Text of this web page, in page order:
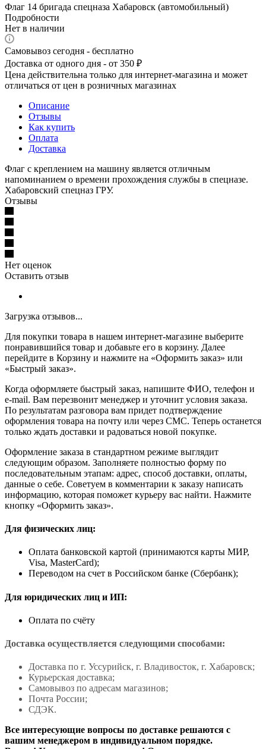
Флаг 14 бригада спецназа Хабаровск (автомобильный)
Подробности
Нет в наличии
Самовывоз сегодня - бесплатно
Доставка от одного дня - от 350 ₽
Цена действительна только для интернет-магазина и может
отличаться от цен в розничных магазинах
Описание
Отзывы
Как купить
Оплата
Доставка
Флаг с креплением на машину является отличным
напоминанием о времени прохождения службы в спецназе.
Хабаровский спецназ ГРУ.
Отзывы
Нет оценок
Оставить отзыв
Загрузка отзывов...
Для покупки товара в нашем интернет-магазине выберите
понравившийся товар и добавьте его в корзину. Далее
перейдите в Корзину и нажмите на «Оформить заказ» или
«Быстрый заказ».
Когда оформляете быстрый заказ, напишите ФИО, телефон и
e-mail. Вам перезвонит менеджер и уточнит условия заказа.
По результатам разговора вам придет подтверждение
оформления товара на почту или через СМС. Теперь останется
только ждать доставки и радоваться новой покупке.
Оформление заказа в стандартном режиме выглядит
следующим образом. Заполняете полностью форму по
последовательным этапам: адрес, способ доставки, оплаты,
данные о себе. Советуем в комментарии к заказу написать
информацию, которая поможет курьеру вас найти. Нажмите
кнопку «Оформить заказ».
Для физических лиц:
Оплата банковской картой (принимаются карты МИР,
Visa, MasterCard);
Переводом на счет в Российском банке (Сбербанк);
Для юридических лиц и ИП:
Оплата по счёту
Доставка осуществляется следующими способами:
Доставка по г. Уссурийск, г. Владивосток, г. Хабаровск;
Курьерская доставка;
Самовывоз по адресам магазинов;
Почта России;
СДЭК.
Все интересующие вопросы по доставке решаются с
вашим менеджером в индивидуальном порядке.